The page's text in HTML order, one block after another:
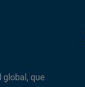
global, que